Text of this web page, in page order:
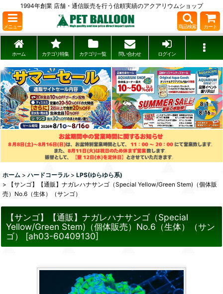
1994年創業 店舗・通信販売を行う信頼実績のアクアリウムショップ
メニュー 商品検索 カート
ホーム カテゴリ特集 カテゴリ一覧 問い合わせ ログイン
ホーム > ハードコーラル > LPS(ゆらゆら系)
>
【サンゴ】【通販】ナガレハナサンゴ（Special Yellow/Green Stem)（個体販
売）No.6（生体）（サンゴ）
【サンゴ】【通販】ナガレハナサンゴ（Special
Yellow/Green Stem)（個体販売）No.6（生体）（サン
ゴ）
[ah03-60409130]